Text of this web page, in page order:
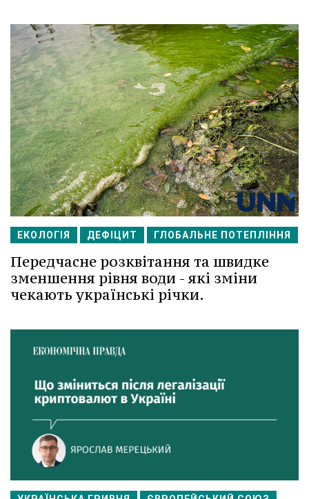
ЕКОЛОГІЯ ДЕФІЦИТ ГЛОБАЛЬНЕ ПОТЕПЛІННЯ
Передчасне розквітання та швидке
зменшення рівня води - які зміни
чекають українські річки.